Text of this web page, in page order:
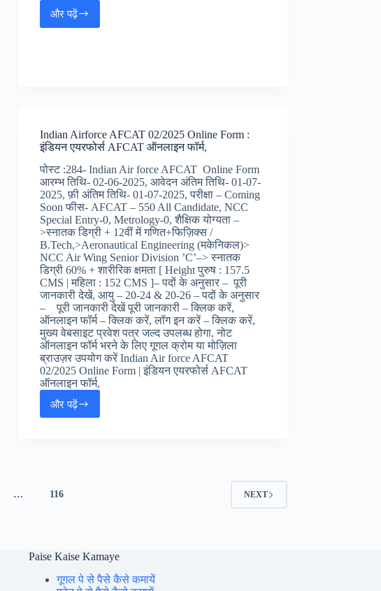
और पढ़ेंUPSC
ORA
Form
2025
:
UPSC
विभिन्न
पदों
पर
भर्ती,
Indian Airforce AFCAT 02/2025 Online Form :
इंडियन एयरफोर्स AFCAT ऑनलाइन फॉर्म,
पोस्ट :284- Indian Air force AFCAT Online Form
आरम्भ तिथि- 02-06-2025, आवेदन अंतिम तिथि- 01-07-
2025, फ़ी अंतिम तिथि- 01-07-2025, परीक्षा – Coming
Soon फीस- AFCAT – 550 All Candidate, NCC
Special Entry-0, Metrology-0, शैक्षिक योग्यता –
>स्नातक डिग्री + 12वीं में गणित+फिज़िक्स /
B.Tech,>Aeronautical Engineering (मकेनिकल)>
NCC Air Wing Senior Division ’C’–> स्नातक
डिग्री 60% + शारीरिक क्षमता [ Height पुरुष : 157.5
CMS | महिला : 152 CMS ]– पदों के अनुसार – पूरी
जानकारी देखें, आयु – 20-24 & 20-26 – पदों के अनुसार
– पूरी जानकारी देखें पूरी जानकारी – क्लिक करें,
ऑनलाइन फॉर्म – क्लिक करें, लॉग इन करें – क्लिक करें,
मुख्य वेबसाइट प्रवेश पत्र जल्द उपलब्ध होगा, नोट
ऑनलाइन फॉर्म भरने के लिए गूगल क्रोम या मोज़िला
ब्राउज़र उपयोग करें Indian Air force AFCAT
02/2025 Online Form | इंडियन एयरफोर्स AFCAT
ऑनलाइन फॉर्म,
और पढ़ेंIndian
फॉर्म,
… 116 NEXT
Paise Kaise Kamaye
गूगल पे से पैसे कैसे कमायें